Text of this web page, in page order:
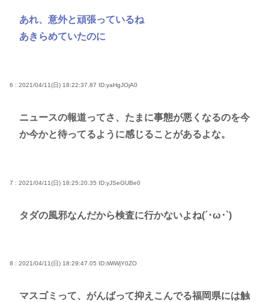
あれ、意外と頑張っているね
あきらめていたのに
6 : 2021/04/11(日) 18:22:37.87 ID:yaHgJOjA0
ニュースの報道ってさ、たまに事態が悪くなるのを今
か今かと待ってるように感じることがあるよな。
7 : 2021/04/11(日) 18:25:20.35 ID:yJSeGUBe0
タダの風邪なんだから検査に行かないよね(´･ω･`)
8 : 2021/04/11(日) 18:29:47.05 ID:iWiWjY0ZO
マスゴミって、がんばって抑えこんでる福岡県には触